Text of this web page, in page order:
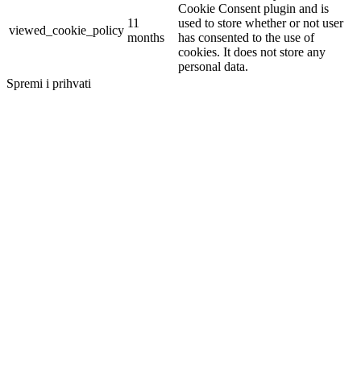
viewed_cookie_policy
11
months
Cookie Consent plugin and is
used to store whether or not user
has consented to the use of
cookies. It does not store any
personal data.
Spremi i prihvati